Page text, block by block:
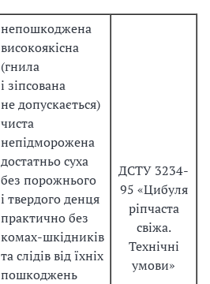
непошкоджена
високоякісна
(гнила
і зіпсована
не допускається)
чиста
непідморожена
достатньо суха
без порожнього
і твердого денця
практично без
комах-шкідників
та слідів від їхніх
пошкоджень
ДСТУ 3234-
95 «Цибуля
ріпчаста
свіжа.
Технічні
умови»